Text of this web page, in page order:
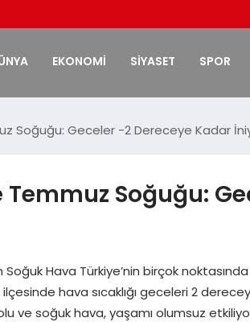
EKONOMİ SİYASET SPOR
Soğuğu: Geceler -2 Dereceye Kadar
Temmuz Soğuğu:
Soğuk Hava Türkiye’nin birçok noktasında
ilçesinde hava sıcaklığı geceleri 2
ve soğuk hava, yaşamı olumsuz